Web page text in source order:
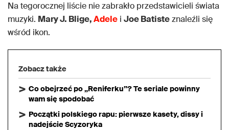
Na tegorocznej liście nie zabrakło przedstawicieli świata
muzyki. Mary J. Blige,Adele i Joe Batisteznaleźli się
wśród ikon.
Zobacz także
Co obejrzeć po „Reniferku”? Te seriale powinny
wam się spodobać
Początki polskiego rapu: pierwsze kasety, dissy i
nadejście Scyzoryka